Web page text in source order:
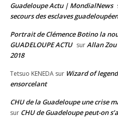
Guadeloupe Actu | MondialNews
secours des esclaves
Portrait de Clémence Botino la
GUADELOUPE ACTU surAllan
2018
Tetsuo KENEDA sur Wizard of
ensorcelant
CHU de la Guadeloupe une crise
sur CHU de Guadeloupe peut-on